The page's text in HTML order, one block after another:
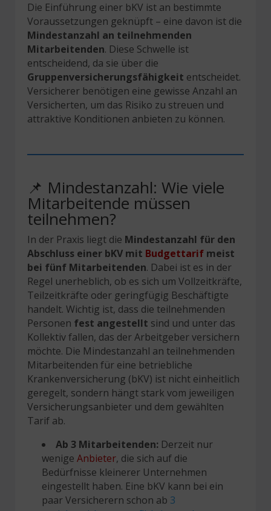
Die Einführung einer bKV ist an bestimmte
Voraussetzungen geknüpft – eine davon ist die
Mindestanzahl an teilnehmenden
Mitarbeitenden. Diese Schwelle ist
entscheidend, da sie über die
Gruppenversicherungsfähigkeit entscheidet.
Versicherer benötigen eine gewisse Anzahl an
Versicherten, um das Risiko zu streuen und
attraktive Konditionen anbieten zu können.
📌 Mindestanzahl: Wie viele
Mitarbeitende müssen
teilnehmen?
In der Praxis liegt die Mindestanzahl für den
Abschluss einer bKV mit Budgettarif meist
bei fünf Mitarbeitenden. Dabei ist es in der
Regel unerheblich, ob es sich um Vollzeitkräfte,
Teilzeitkräfte oder geringfügig Beschäftigte
handelt. Wichtig ist, dass die teilnehmenden
Personen fest angestellt sind und unter das
Kollektiv fallen, das der Arbeitgeber versichern
möchte. Die Mindestanzahl an teilnehmenden
Mitarbeitenden für eine betriebliche
Krankenversicherung (bKV) ist nicht einheitlich
geregelt, sondern hängt stark vom jeweiligen
Versicherungsanbieter und dem gewählten
Tarif ab.
Ab 3 Mitarbeitenden: Derzeit nur
wenige Anbieter, die sich auf die
Bedürfnisse kleinerer Unternehmen
eingestellt haben. Eine bKV kann bei ein
paar Versicherern schon ab 3